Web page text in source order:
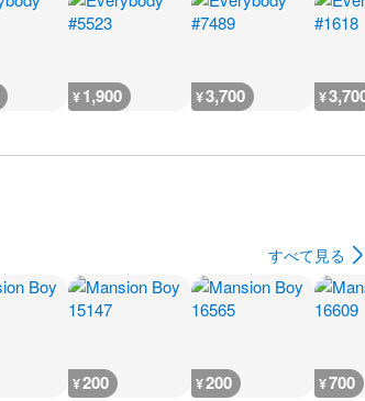
¥1,900 ¥3,700 ¥
すべて見る
¥200 ¥200 ¥700